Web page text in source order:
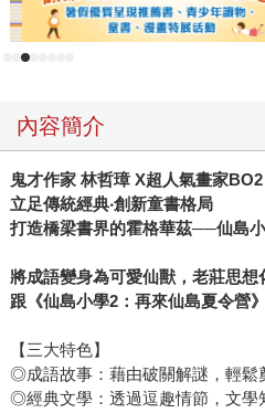
內容簡介
鬼才作家 林哲璋 X超人氣畫家BO2
立足傳統經典‧創新童書格局
打造橋梁書界的霍格華茲──仙島
將成語變身為可愛仙獸，老莊思想
跟《仙島小學2：再來仙島夏令營
【三大特色】
◎成語故事：藉由破關解謎，輕鬆
◎經典文學：透過逗趣情節，文學